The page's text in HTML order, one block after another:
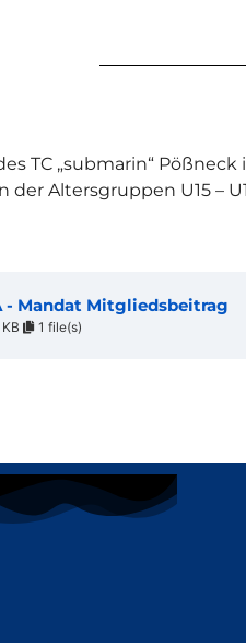
TC „submarin“
der Altersgruppen U15 –
- Mandat Mitgliedsbeitrag
1 file(s)